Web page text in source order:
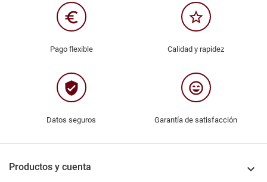
euro_symbol
Pago flexible
star_border
Calidad y rapidez
verified_user
Datos seguros
sentiment_very_satisfied
Garantía de satisfacción
Productos y cuenta 